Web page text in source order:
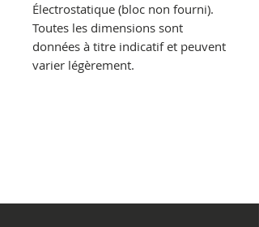
Électrostatique (bloc non fourni).
Toutes les dimensions sont
données à titre indicatif et peuvent
varier légèrement.